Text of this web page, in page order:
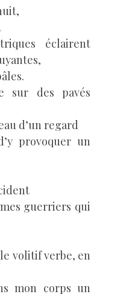
éclairent
sur des pavés
d’un regard
provoquer un
guerriers qui
volitif verbe, en
mon corps un